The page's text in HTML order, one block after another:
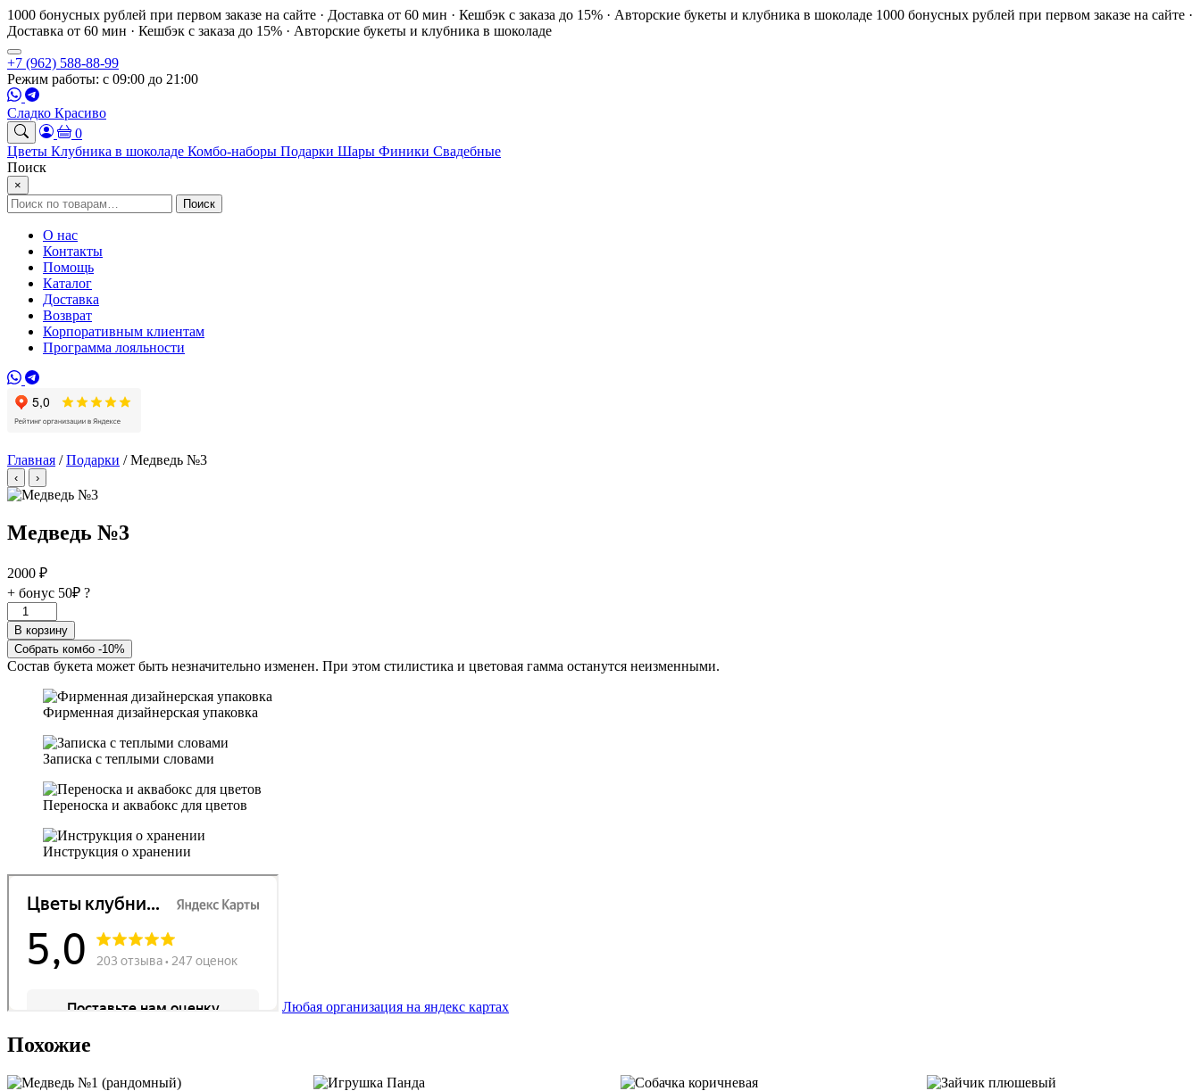
1000 бонусных рублей при первом заказе на сайте · Доставка от 60 мин · Кешбэк с заказа до 15% · Авторские букеты и клубника в шоколаде 1000 бонусных рублей при первом заказе на сайте ·
Доставка от 60 мин · Кешбэк с заказа до 15% · Авторские букеты и клубника в шоколаде
+7 (962) 588-88-99
Режим работы: с 09:00 до 21:00
Сладко Красиво
0
Цветы Клубника в шоколаде Комбо-наборы Подарки Шары Финики Свадебные
Поиск
×
Искать: Поиск
О нас
Контакты
Помощь
Каталог
Доставка
Возврат
Корпоративным клиентам
Программа лояльности
Главная /Подарки / Медведь №3
‹ ›
Медведь №3
2000 ₽
+ бонус 50₽ ?
Количество
товара
Медведь
№3
В корзину
Собрать комбо -10%
Состав букета может быть незначительно изменен. При этом стилистика и цветовая гамма останутся неизменными.
Фирменная дизайнерская упаковка
Записка с теплыми словами
Переноска и аквабокс для цветов
Инструкция о хранении
Любая организация на яндекс картах
Похожие